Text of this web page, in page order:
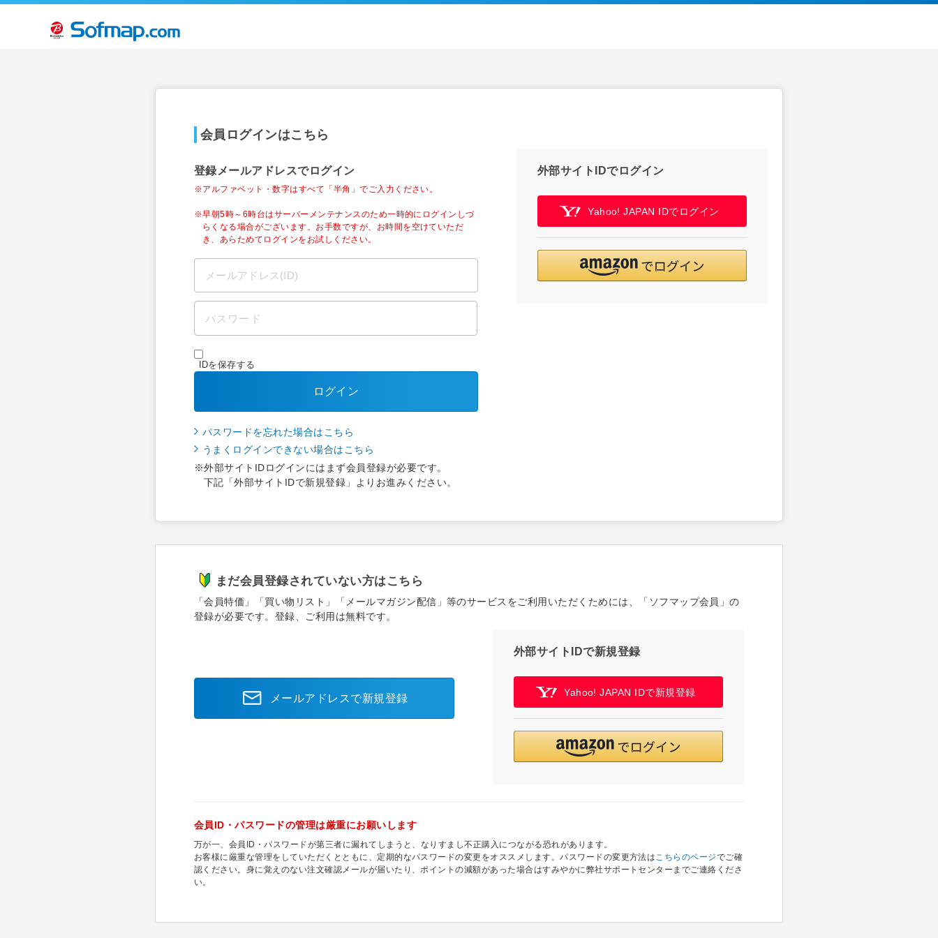
会員ログインはこちら
登録メールアドレスでログイン
※アルファベット・数字はすべて「半角」でご入力ください。
※早朝5時～6時台はサーバーメンテナンスのため一時的にログインしづ
らくなる場合がございます。お手数ですが、お時間を空けていただ
き、あらためてログインをお試しください。
IDを保存する
ログイン
パスワードを忘れた場合はこちら
うまくログインできない場合はこちら
※外部サイトIDログインにはまず会員登録が必要です。
下記「外部サイトIDで新規登録」よりお進みください。
外部サイトIDでログイン
Yahoo! JAPAN IDでログイン
まだ会員登録されていない方はこちら
「会員特価」「買い物リスト」「メールマガジン配信」等のサービスをご利用いただくためには、「ソフマップ会員」の
登録が必要です。登録、ご利用は無料です。
メールアドレスで新規登録
外部サイトIDで新規登録
Yahoo! JAPAN IDで新規登録
会員ID・パスワードの管理は厳重にお願いします
万が一、会員ID・パスワードが第三者に漏れてしまうと、なりすまし不正購入につながる恐れがあります。
お客様に厳重な管理をしていただくとともに、定期的なパスワードの変更をオススメします。パスワードの変更方法はこちらのページでご確
認ください。身に覚えのない注文確認メールが届いたり、ポイントの減額があった場合はすみやかに弊社サポートセンターまでご連絡くださ
い。